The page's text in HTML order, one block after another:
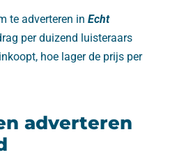
te adverteren in Echt
per duizend luisteraars
hoe lager de prijs per
adverteren